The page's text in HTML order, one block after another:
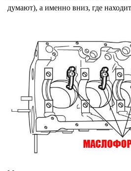
думают), а именно вниз, где